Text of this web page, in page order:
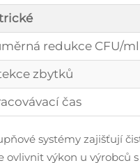
redukce CFU/ml
zbytků
čas
systémy zajišťují
ovlivnit výkon u výrobců